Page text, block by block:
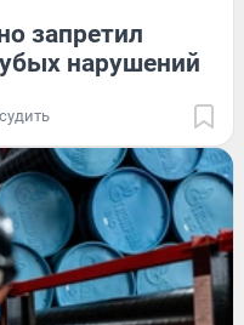
запретил
нарушений